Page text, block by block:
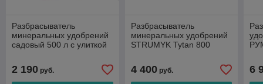
Разбрасыватель
минеральных удобрений
садовый 500 л с улиткой
2 190 руб.
Разбрасыватель
минеральных удобрений
STRUMYK Tytan 800
4 400руб. 6